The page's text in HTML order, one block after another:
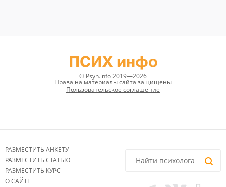
ПСИХ инфо
© Psyh.info 2019—2026
Права на материалы сайта защищены
Пользовательское соглашение
РАЗМЕСТИТЬ АНКЕТУ
РАЗМЕСТИТЬ СТАТЬЮ
РАЗМЕСТИТЬ КУРС
О САЙТЕ